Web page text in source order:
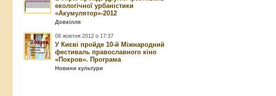
екологічної урбаністики
«Акумулятор»-2012
Довкілля
08 жовтня 2012 о 17:37
У Києві пройде 10-й Міжнародний
фестиваль православного кіно
«Покров». Програма
Новини культури